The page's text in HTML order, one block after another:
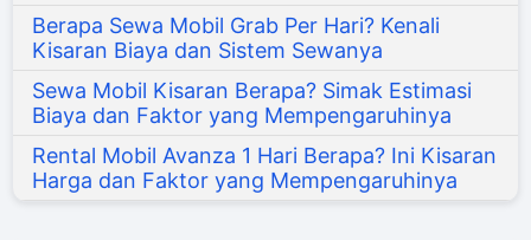
Berapa Sewa Mobil Grab Per Hari? Kenali
Kisaran Biaya dan Sistem Sewanya
Sewa Mobil Kisaran Berapa? Simak Estimasi
Biaya dan Faktor yang Mempengaruhinya
Rental Mobil Avanza 1 Hari Berapa? Ini Kisaran
Harga dan Faktor yang Mempengaruhinya